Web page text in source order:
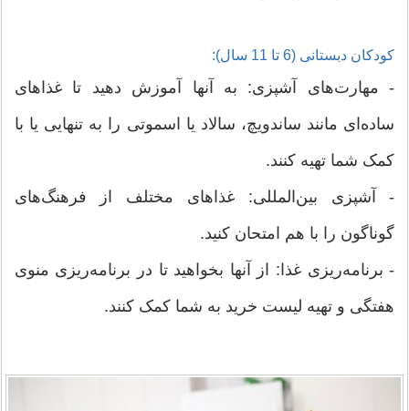
کودکان دبستانی (6 تا 11 سال):
- مهارت‌های آشپزی: به آنها آموزش دهید تا غذاهای
ساده‌ای مانند ساندویچ، سالاد یا اسموتی را به تنهایی یا با
کمک شما تهیه کنند.
- آشپزی بین‌المللی: غذاهای مختلف از فرهنگ‌های
گوناگون را با هم امتحان کنید.
- برنامه‌ریزی غذا: از آنها بخواهید تا در برنامه‌ریزی منوی
هفتگی و تهیه لیست خرید به شما کمک کنند.